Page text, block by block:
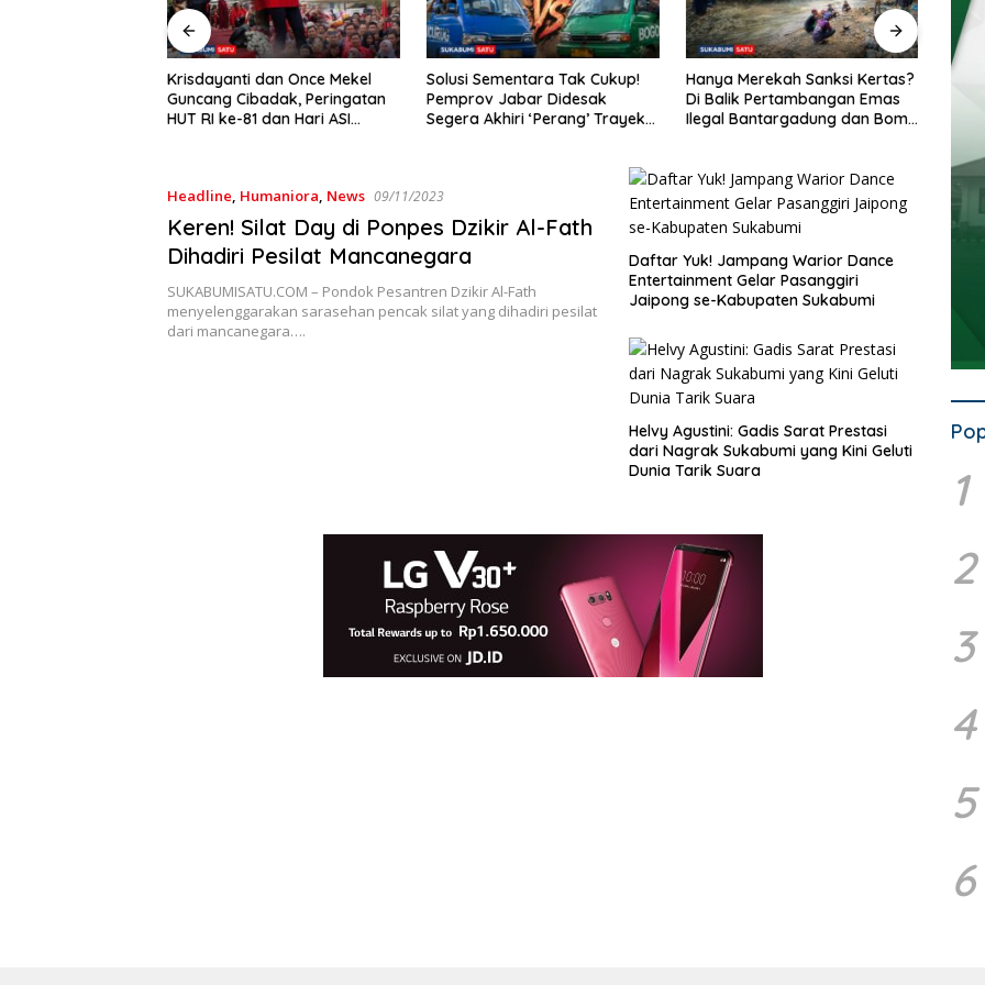
Krisdayanti dan Once Mekel
Guncang Cibadak, Peringatan
HUT RI ke-81 dan Hari ASI
Solusi Sementara Tak Cukup!
Pemprov Jabar Didesak
Segera Akhiri ‘Perang’ Trayek
Hanya Merekah Sanksi Kertas?
Di Balik Pertambangan Emas
Ilegal Bantargadung dan Bom
Headline Humaniora News 09/11/2023
Keren! Silat Day di Ponpes Dzikir Al-Fath
Dihadiri Pesilat Mancanegara
SUKABUMISATU.COM – Pondok Pesantren Dzikir Al-Fath
menyelenggarakan sarasehan pencak silat yang dihadiri pesilat
dari mancanegara….
Daftar Yuk! Jampang Warior Dance
Entertainment Gelar Pasanggiri
Jaipong se-Kabupaten Sukabumi
Helvy Agustini: Gadis Sarat Prestasi
dari Nagrak Sukabumi yang Kini Geluti
Dunia Tarik Suara
1
2
3
4
5
6